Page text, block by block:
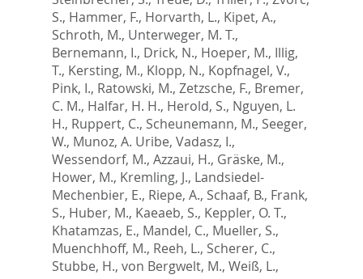
S., Hammer, F., Horvarth, L., Kipet, A.,
Schroth, M., Unterweger, M. T.,
Bernemann, I., Drick, N., Hoeper, M., Illig,
T., Kersting, M., Klopp, N., Kopfnagel, V.,
Pink, I., Ratowski, M., Zetzsche, F., Bremer,
C. M., Halfar, H. H., Herold, S., Nguyen, L.
H., Ruppert, C., Scheunemann, M., Seeger,
W., Munoz, A. Uribe, Vadasz, I.,
Wessendorf, M., Azzaui, H., Gräske, M.,
Hower, M., Kremling, J., Landsiedel-
Mechenbier, E., Riepe, A., Schaaf, B., Frank,
S., Huber, M., Kaeaeb, S., Keppler, O. T.,
Khatamzas, E., Mandel, C., Mueller, S.,
Muenchhoff, M., Reeh, L., Scherer, C.,
Stubbe, H., von Bergwelt, M., Weiß, L.,